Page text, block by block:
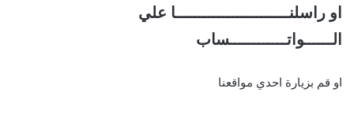
او راسلنــــــــــــــــــــــــا علي
الــــــواتــــــــــــساب
او قم بزيارة احدي مواقعنا